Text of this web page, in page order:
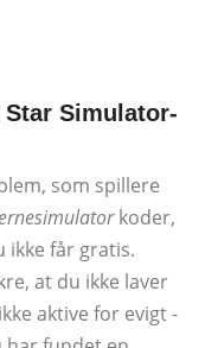
Simulator-
som spillere
koder,
ikke får gratis.
at du ikke laver
aktive for evigt -